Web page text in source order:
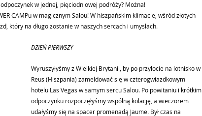
w jednej, pięciodniowej podróży? Można!
CAMPu w magicznym Salou! W hiszpańskim klimacie, wśród złotych
który na długo zostanie w naszych sercach i umysłach.
DZIEŃ PIERWSZY
Wyruszyłyśmy z Wielkiej Brytanii, by po przylocie na lotnisko w
Reus (Hiszpania) zameldować się w czterogwiazdkowym
hotelu Las Vegas w samym sercu Salou. Po powitaniu i krótkim
odpoczynku rozpoczęłyśmy wspólną kolację, a wieczorem
udałyśmy się na spacer promenadą Jaume. Był czas na